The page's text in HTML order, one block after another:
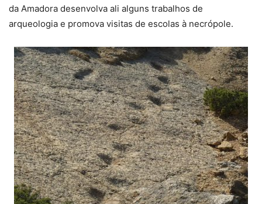
da Amadora desenvolva ali alguns trabalhos de
arqueologia e promova visitas de escolas à necrópole.